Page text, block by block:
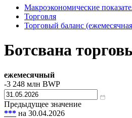
Макроэкономические
Торговля
Торговый баланс
Ботсвана
ежемесячный
-3 248 млн BWP
Предыдущее значение
*** на 30.04.2026